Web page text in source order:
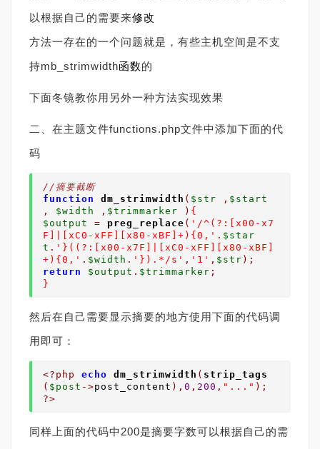
以根据自己的需要来修改
方法一存在的一个问题就是，有些主机空间是不支
持mb_strimwidth函数的
下面冬镜教你用另外一种方法实现效果
二、在主题文件functions.php文件中添加下面的代
码
//摘要截断
function
dm_strimwidth ( $str , $start
,
$width , $trimmarker ) {
$output
= preg_replace ( '/^(?:[x00-x7
F]|[xC0-xFF][x80-xBF]+){0,' . $star
t . '}((?:[x00-x7F]|[xC0-xFF][x80-xBF]
+){0,' . $width . '}).*/s' , '1' , $str );
return
$output . $trimmarker ;
}
然后在自己需要显示摘要的地方使用下面的代码调
用即可：
<?php echo dm_strimwidth ( strip_tags
( $post ->post_content ), 0 , 200 , "..." );
?>
同样上面的代码中200是摘要字数可以根据自己的需